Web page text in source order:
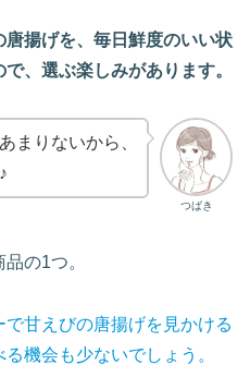
揚げを、毎日鮮度のいい状
、選ぶ楽しみがあります。
つばき
まりないから、
の1つ。
甘えびの唐揚げを見かける
機会も少ないでしょう。